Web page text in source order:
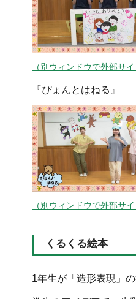
（別ウィンドウで外部サ
『ぴょんとはねる』
（別ウィンドウで外部サ
くるくる絵本
1年生が「造形表現」